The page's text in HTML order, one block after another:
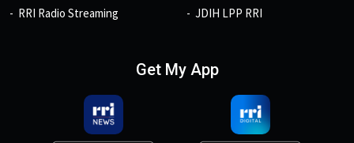
RRI Radio Streaming
JDIH LPP RRI
Get My App